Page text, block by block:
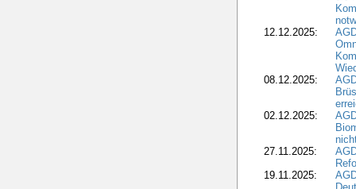
12.12.2025:
08.12.2025:
02.12.2025:
27.11.2025:
19.11.2025: